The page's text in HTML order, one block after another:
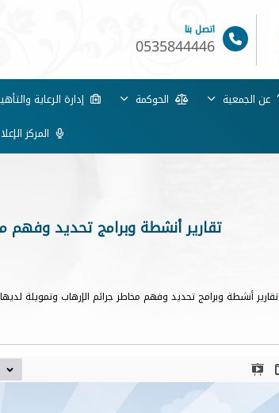
اتصل بنا
0535844446
عن الجمعية الحوكمة إدارة الرعاية
المركز
تقارير أنشطة وبرامج تحديد وفهم
تقارير أنشطة وبرامج تحديد وفهم مخاطر جرائم الإرهاب وتمويلة